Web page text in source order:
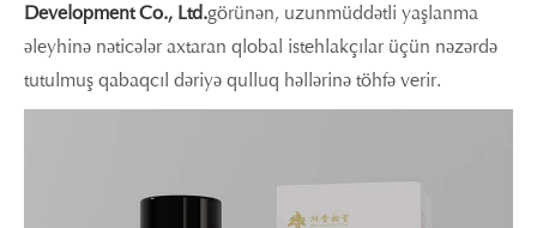
Development Co., Ltd.görünən, uzunmüddətli yaşlanma
əleyhinə nəticələr axtaran qlobal istehlakçılar üçün nəzərdə
tutulmuş qabaqcıl dəriyə qulluq həllərinə töhfə verir.